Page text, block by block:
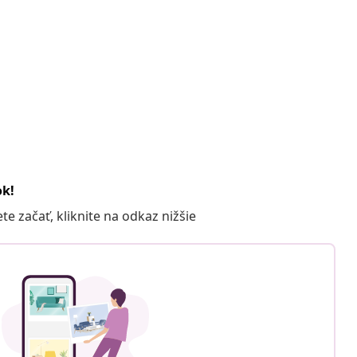
začať, kliknite na odkaz nižšie